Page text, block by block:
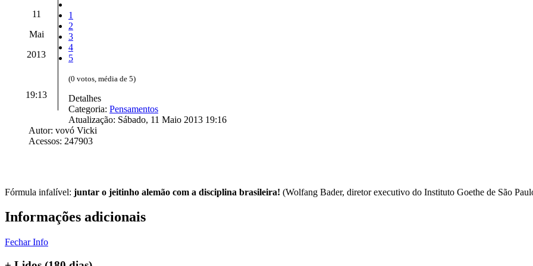
11
Mai
2013
19:13
1
2
3
4
5
(0 votos, média de 5)
Detalhes
Categoria: Pensamentos
Atualização: Sábado, 11 Maio 2013 19:16
Autor: vovó Vicki
Acessos: 247903
Fórmula infalível: juntar o jeitinho alemão com a disciplina brasileira! (Wolfang Bader, diretor executivo do Instituto Goethe de São
Informações adicionais
Fechar Info